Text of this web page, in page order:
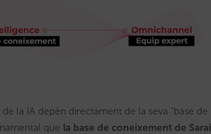
la IA depèn directament de la seva “base de
que la base de coneixement de Sarai